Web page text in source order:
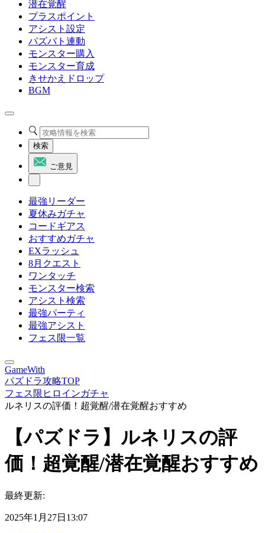
潜在覚醒
プラスポイント
アシスト設定
パズバト連動
モンスター購入
モンスター育成
きせかえドロップ
BGM
検索
ご意見
最強リーダー
夏休みガチャ
コードギアス
おすすめガチャ
EXラッシュ
8月クエスト
ワンタッチ
モンスター検索
アシスト検索
最強パーティ
最強アシスト
フェス限一覧
GameWith
パズドラ攻略TOP
フェス限ヒロインガチャ
ルネリスの評価！超覚醒/潜在覚醒おすすめ
【パズドラ】ルネリスの評
価！超覚醒/潜在覚醒おすすめ
最終更新:
2025年1月27日13:07